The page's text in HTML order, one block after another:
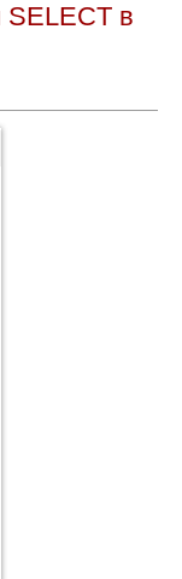
SELECT в